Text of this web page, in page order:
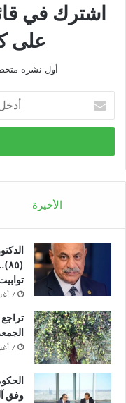
اشترك في
على
أول نشرة
بريدك
الإلكتروني
الأخيرة
7 أغسطس، 2026
الجمعة 7 أغسطس
7 أغسطس، 2026
وفق